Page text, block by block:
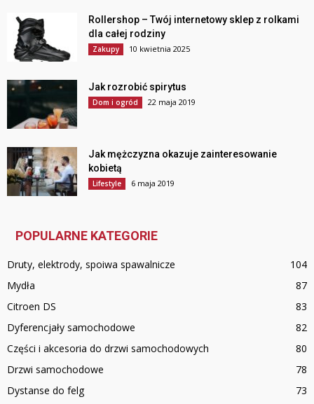
Rollershop – Twój internetowy sklep z rolkami
dla całej rodziny
Zakupy 10 kwietnia 2025
Jak rozrobić spirytus
Dom i ogród 22 maja 2019
Jak mężczyzna okazuje zainteresowanie
kobietą
Lifestyle 6 maja 2019
POPULARNE KATEGORIE
Druty, elektrody, spoiwa spawalnicze
104
Mydła
87
Citroen DS
83
Dyferencjały samochodowe
82
Części i akcesoria do drzwi samochodowych
80
Drzwi samochodowe
78
Dystanse do felg
73